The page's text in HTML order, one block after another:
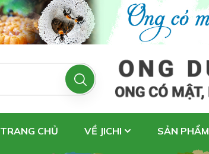
TRANG CHỦ VỀ JICHI SẢN PHẨM